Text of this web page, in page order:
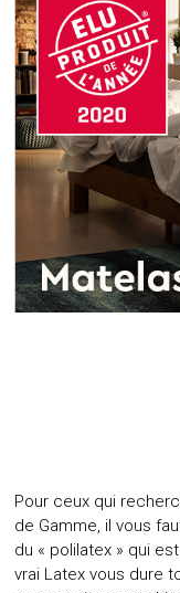
Pour ceux qui
de Gamme, il vous
du « polilatex » qui
vrai Latex vous dure